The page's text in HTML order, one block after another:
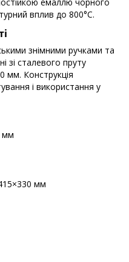
вплив до 800°C.
знімними ручками та
зі сталевого пруту
мм. Конструкція
і використання у
мм
мм